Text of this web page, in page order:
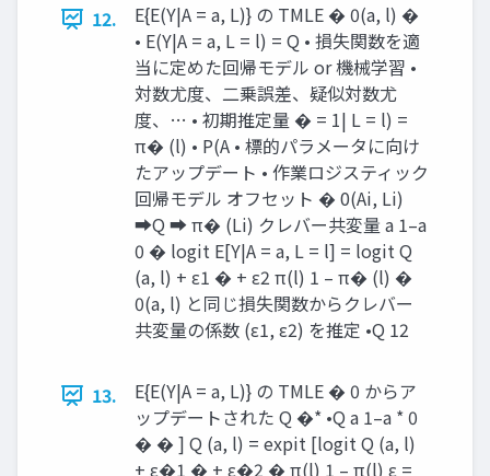
12.
E{E(Y|A = a, L)} の TMLE � 0(a, l) �
• E(Y|A = a, L = l) = Q • 損失関数を適
当に定めた回帰モデル or 機械学習 •
対数尤度、二乗誤差、疑似対数尤
度、… • 初期推定量 � = 1| L = l) =
π� (l) • P(A • 標的パラメータに向け
たアップデート • 作業ロジスティック
回帰モデル オフセット � 0(Ai, Li)
➡Q ➡ π� (Li) クレバー共変量 a 1–a
0 � logit E[Y|A = a, L = l] = logit Q
(a, l) + ε1 � + ε2 π(l) 1 – π� (l) �
0(a, l) と同じ損失関数からクレバー
共変量の係数 (ε1, ε2) を推定 •Q 12
13.
E{E(Y|A = a, L)} の TMLE � 0 からア
ップデートされた Q �* •Q a 1–a * 0
� � ] Q (a, l) = expit [logit Q (a, l)
+ ε�1 � + ε�2 � π(l) 1 – π(l) ε =